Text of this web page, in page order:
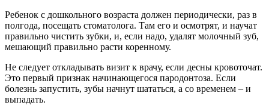
Ребенок с дошкольного возраста должен периодически, раз в
полгода, посещать стоматолога. Там его и осмотрят, и научат
правильно чистить зубки, и, если надо, удалят молочный зуб,
мешающий правильно расти коренному.
Не следует откладывать визит к врачу, если десны кровоточат.
Это первый признак начинающегося пародонтоза. Если
болезнь запустить, зубы начнут шататься, а со временем – и
выпадать.